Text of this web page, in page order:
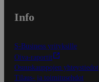
Info
S-Business yrityksille
Oiva-raportit
Osuuskauppojen yhteystiedot
Tilaus- ja toimitusehdot